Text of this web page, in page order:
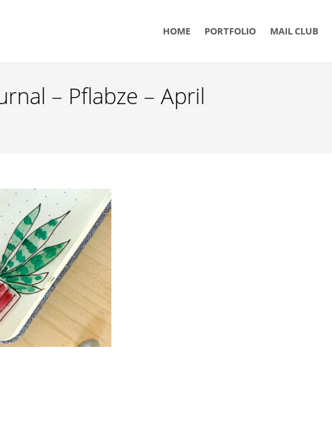
HOME PORTFOLIO MAIL CLUB
– Pflabze – April